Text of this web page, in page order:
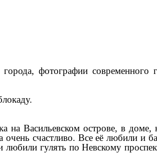
фотографии современного
Васильевском острове, в доме,
счастливо. Все её любили и
гулять по Невскому